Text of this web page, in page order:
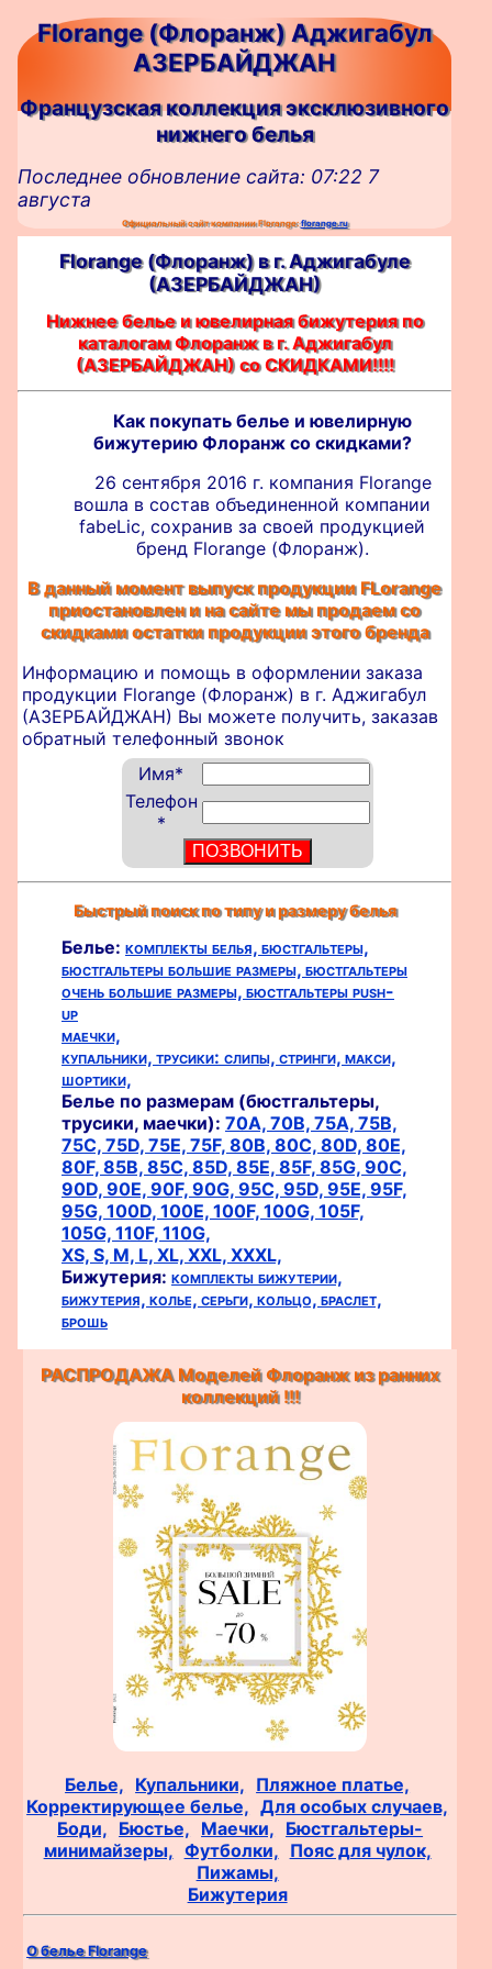
Florange (Флоранж) Аджигабул
АЗЕРБАЙДЖАН
Французская коллекция эксклюзивного
нижнего белья
Последнее обновление сайта: 07:22 7
августа
Официальный сайт компании Florange:florange.ru
Florange (Флоранж) в г. Аджигабуле
(АЗЕРБАЙДЖАН)
Нижнее белье и ювелирная бижутерия по
каталогам Флоранж в г. Аджигабул
(АЗЕРБАЙДЖАН) со СКИДКАМИ!!!!
Как покупать белье и ювелирную
бижутерию Флоранж со скидками?
26 сентября 2016 г. компания Florange
вошла в состав объединенной компании
fabeLic, сохранив за своей продукцией
бренд Florange (Флоранж).
В данный момент выпуск продукции FLorange
приостановлен и на сайте мы продаем со
скидками остатки продукции этого бренда
Информацию и помощь в оформлении заказа
продукции Florange (Флоранж) в г. Аджигабул
(АЗЕРБАЙДЖАН) Вы можете получить, заказав
обратный телефонный звонок
Имя*
Телефон
*
Быстрый поиск по типу и размеру белья
Белье: комплекты белья, бюстгальтеры,
бюстгальтеры большие размеры, бюстгальтеры
очень большие размеры, бюстгальтеры push-
up
маечки,
купальники, трусики: слипы, стринги, макси,
шортики,
Белье по размерам (бюстгальтеры,
трусики, маечки): 70A, 70B, 75A, 75B,
75C, 75D, 75E, 75F, 80B, 80C, 80D, 80E,
80F, 85B, 85C, 85D, 85E, 85F, 85G, 90C,
90D, 90E, 90F, 90G, 95C, 95D, 95E, 95F,
95G, 100D, 100E, 100F, 100G, 105F,
105G, 110F, 110G,
XS, S, M, L, XL, XXL, XXXL,
Бижутерия: комплекты бижутерии,
бижутерия, колье, серьги, кольцо, браслет,
брошь
РАСПРОДАЖА Моделей Флоранж из ранних
коллекций !!!
Белье, Купальники, Пляжное платье,
Корректирующее белье, Для особых случаев,
Боди, Бюстье, Маечки, Бюстгальтеры-
минимайзеры, Футболки, Пояс для чулок,
Пижамы,
Бижутерия
О белье Florange